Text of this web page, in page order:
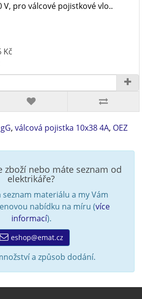
V, pro válcové pojistkové vlo..
Kč
, válcová pojistka 10x38 4A, OEZ
zboží nebo máte seznam od
elektrikáře?
seznam materiálu a my Vám
nabídku na míru (více
informací).
eshop@emat.cz
a způsob dodání.